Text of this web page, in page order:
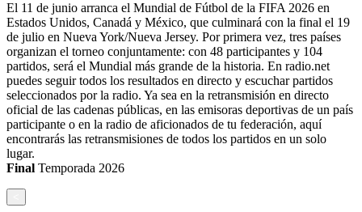
El 11 de junio arranca el Mundial de Fútbol de la FIFA 2026 en
Estados Unidos, Canadá y México, que culminará con la final el 19
de julio en Nueva York/Nueva Jersey. Por primera vez, tres países
organizan el torneo conjuntamente: con 48 participantes y 104
partidos, será el Mundial más grande de la historia. En radio.net
puedes seguir todos los resultados en directo y escuchar partidos
seleccionados por la radio. Ya sea en la retransmisión en directo
oficial de las cadenas públicas, en las emisoras deportivas de un país
participante o en la radio de aficionados de tu federación, aquí
encontrarás las retransmisiones de todos los partidos en un solo
lugar.
Final Temporada 2026